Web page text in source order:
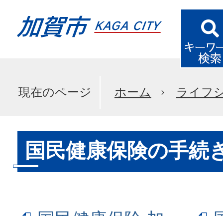
現在のページ ホーム ライフ
国民健康保険の手続